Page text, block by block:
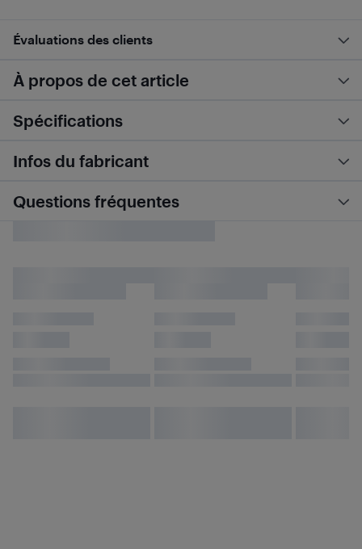
Évaluations des clients
À propos de cet article
Spécifications
Infos du fabricant
Questions fréquentes